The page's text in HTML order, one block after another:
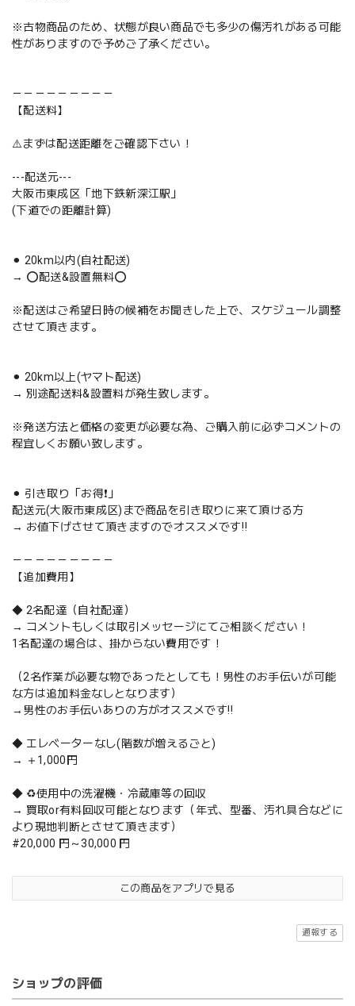
※古物商品のため、状態が良い商品でも多少の傷汚れがある可能
性がありますので予めご了承ください。
－－－－－－－－－
【配送料】
⚠️まずは配送距離をご確認下さい！
---配送元---
大阪市東成区「地下鉄新深江駅」
(下道での距離計算)
⚫︎ 20km以内(自社配送)
→ ⭕️配送&設置無料⭕️
※配送はご希望日時の候補をお聞きした上で、スケジュール調整
させて頂きます。
⚫︎ 20km以上(ヤマト配送)
→ 別途配送料&設置料が発生致します。
※発送方法と価格の変更が必要な為、ご購入前に必ずコメントの
程宜しくお願い致します。
⚫︎ 引き取り「お得❗️」
配送元(大阪市東成区)まで商品を引き取りに来て頂ける方
→ お値下げさせて頂きますのでオススメです‼️
－－－－－－－－－
【追加費用】
◆ 2名配達（自社配達）
→ コメントもしくは取引メッセージにてご相談ください！
1名配達の場合は、掛からない費用です！
（2名作業が必要な物であったとしても！男性のお手伝いが可能
な方は追加料金なしとなります）
→男性のお手伝いありの方がオススメです‼️
◆ エレベーターなし(階数が増えるごと)
→ ＋1,000円
◆ ♻️使用中の洗濯機・冷蔵庫等の回収
→ 買取or有料回収可能となります（年式、型番、汚れ具合などに
より現地判断とさせて頂きます）
#20,000 円～30,000 円
この商品をアプリで見る
通報する
ショップの評価